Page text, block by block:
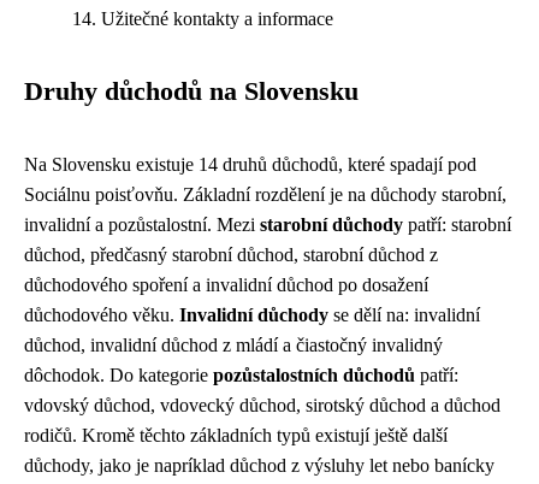
Užitečné kontakty a informace
Druhy důchodů na Slovensku
Na Slovensku existuje 14 druhů důchodů, které spadají pod
Sociálnu poisťovňu. Základní rozdělení je na důchody starobní,
invalidní a pozůstalostní. Mezi starobní důchody patří: starobní
důchod, předčasný starobní důchod, starobní důchod z
důchodového spoření a invalidní důchod po dosažení
důchodového věku. Invalidní důchody se dělí na: invalidní
důchod, invalidní důchod z mládí a čiastočný invalidný
dôchodok. Do kategorie pozůstalostních důchodů patří:
vdovský důchod, vdovecký důchod, sirotský důchod a důchod
rodičů. Kromě těchto základních typů existují ještě další
důchody, jako je napríklad důchod z výsluhy let nebo banícky